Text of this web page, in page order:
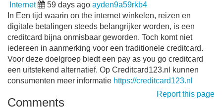
Internet 59 days ago ayden9a59rkb4
In Een tijd waarin on the internet winkelen, reizen en
digitale betalingen steeds belangrijker worden, is een
creditcard bijna onmisbaar geworden. Toch komt niet
iedereen in aanmerking voor een traditionele creditcard.
Voor deze doelgroep biedt een pay as you go creditcard
een uitstekend alternatief. Op Creditcard123.nl kunnen
consumenten meer informatie https://creditcard123.nl
Report this page
Comments